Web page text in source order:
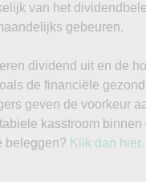
van het
gebeuren.
dividend uit en de
de financiële
geven de voorkeur
kasstroom
beleggen? Klik dan hier.